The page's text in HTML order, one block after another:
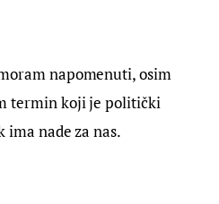
napomenuti, osim
termin koji je politički
nade za nas.